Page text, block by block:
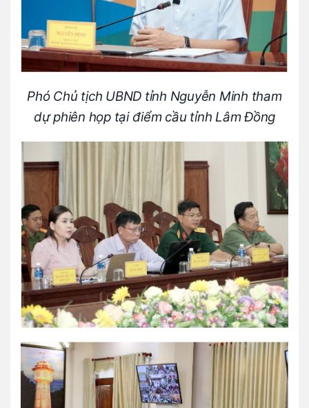
Phó Chủ tịch UBND tỉnh Nguyễn Minh tham
dự phiên họp tại điểm cầu tỉnh Lâm Đồng